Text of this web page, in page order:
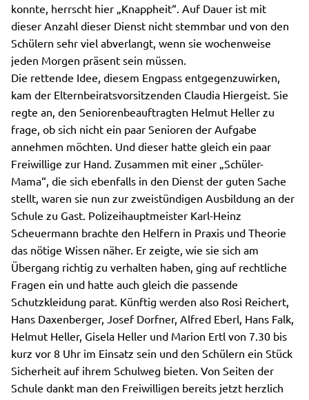
konnte, herrscht hier „Knappheit“. Auf Dauer ist mit
dieser Anzahl dieser Dienst nicht stemmbar und von den
Schülern sehr viel abverlangt, wenn sie wochenweise
jeden Morgen präsent sein müssen.
Die rettende Idee, diesem Engpass entgegenzuwirken,
kam der Elternbeiratsvorsitzenden Claudia Hiergeist. Sie
regte an, den Seniorenbeauftragten Helmut Heller zu
frage, ob sich nicht ein paar Senioren der Aufgabe
annehmen möchten. Und dieser hatte gleich ein paar
Freiwillige zur Hand. Zusammen mit einer „Schüler-
Mama“, die sich ebenfalls in den Dienst der guten Sache
stellt, waren sie nun zur zweistündigen Ausbildung an der
Schule zu Gast. Polizeihauptmeister Karl-Heinz
Scheuermann brachte den Helfern in Praxis und Theorie
das nötige Wissen näher. Er zeigte, wie sie sich am
Übergang richtig zu verhalten haben, ging auf rechtliche
Fragen ein und hatte auch gleich die passende
Schutzkleidung parat. Künftig werden also Rosi Reichert,
Hans Daxenberger, Josef Dorfner, Alfred Eberl, Hans Falk,
Helmut Heller, Gisela Heller und Marion Ertl von 7.30 bis
kurz vor 8 Uhr im Einsatz sein und den Schülern ein Stück
Sicherheit auf ihrem Schulweg bieten. Von Seiten der
Schule dankt man den Freiwilligen bereits jetzt herzlich